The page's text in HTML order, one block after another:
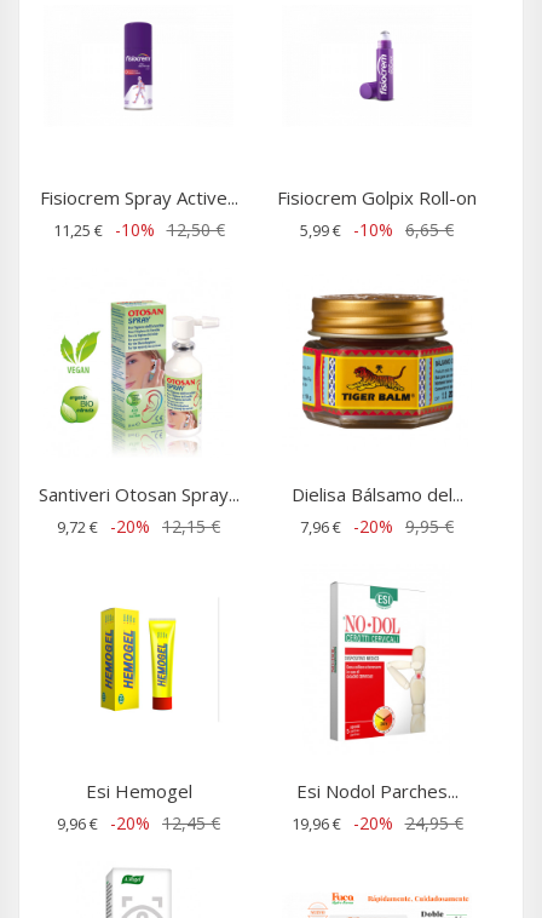
Fisiocrem Spray Active...
11,25 € -10% 12,50 €
Fisiocrem Golpix Roll-on
5,99 € -10% 6,65 €
Santiveri Otosan Spray...
9,72 € -20% 12,15 €
Dielisa Bálsamo del...
7,96 € -20% 9,95 €
Esi Hemogel
9,96 € -20% 12,45 €
Esi Nodol Parches...
19,96 € -20% 24,95 €